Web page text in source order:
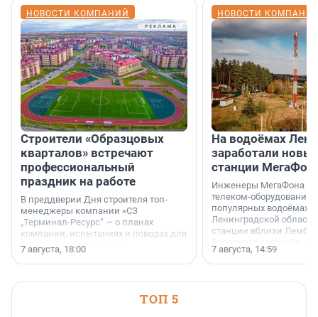
НОВОСТИ КОМПАНИЙ
Строители «Образцовых
кварталов» встречают
профессиональный
праздник на работе
В преддверии Дня строителя топ-
менеджеры компании «СЗ
„Терминал-Ресурс“ — о планах
компании, испытаниях и поводах для
осторожного оптимизма.
7 августа, 18:00
НОВОСТИ
На водоёмах
заработали
станции
Инженеры МегаФона
телеком-оборудование
популярных водоёмах
Ленинградской
станции вблизи
недалеко от Большого
водопада.
7 августа, 14:59
ТОП 5